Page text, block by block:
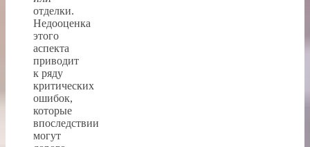
отделки.
Недооценка
этого
аспекта
приводит
к ряду
критических
ошибок,
которые
впоследствии
могут